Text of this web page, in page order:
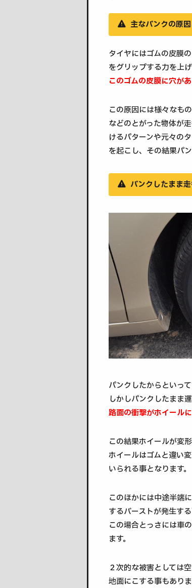
主なパンクの原
タイヤにはゴムの皮膜
をグリップする力を上げ
このゴムの皮膜に穴が
この原因には様々なも
などのとがった物体が
けるパターンや元々の
を起こし、その結果パ
パンクしたまま
パンクしたからといっ
しかしパンクしたまま
路面の衝撃がホイール
この結果ホイールが変形
ホイールはゴムと違い
いられる事となります。
このほかには中途半端
するバーストが発生す
この場合とっさには車
ます。
２次的な被害としては
地面にこする事もありま